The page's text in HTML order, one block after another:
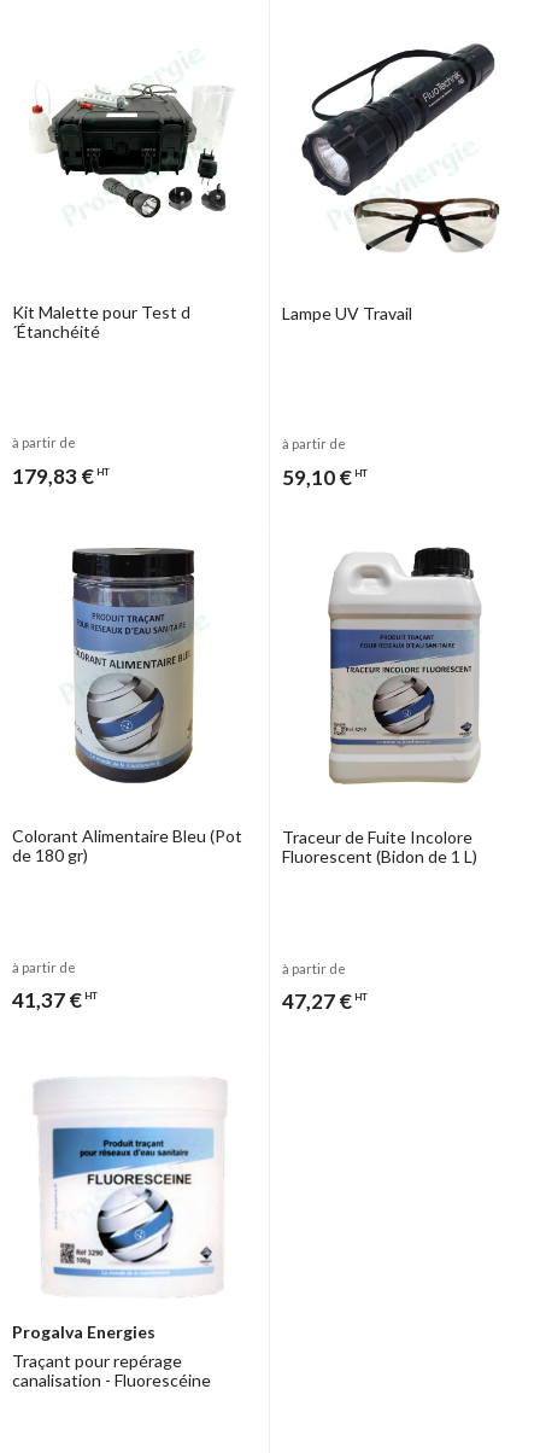
Kit Malette pour Test d
´Étanchéité
à partir de
179,83 € HT
Lampe UV Travail
à partir de
59,10 € HT
Colorant Alimentaire Bleu (Pot
de 180 gr)
à partir de
41,37 € HT
Traceur de Fuite Incolore
Fluorescent (Bidon de 1 L)
à partir de
47,27 € HT
Progalva Energies
Traçant pour repérage
canalisation - Fluorescéine